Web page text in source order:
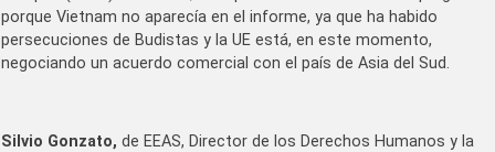
porque Vietnam no aparecía en el informe, ya que ha habido
persecuciones de Budistas y la UE está, en este momento,
negociando un acuerdo comercial con el país de Asia del Sud.
Silvio Gonzato, de EEAS, Director de los Derechos Humanos y la